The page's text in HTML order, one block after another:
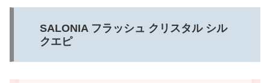
SALONIA フラッシュ クリスタル シル
クエピ